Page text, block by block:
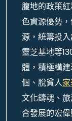
腹地的政策
色資源優勢
源，統籌投
靈芝基地等
體，積極構
個、脫貧人
文化鑄魂、
合發展的宏偉